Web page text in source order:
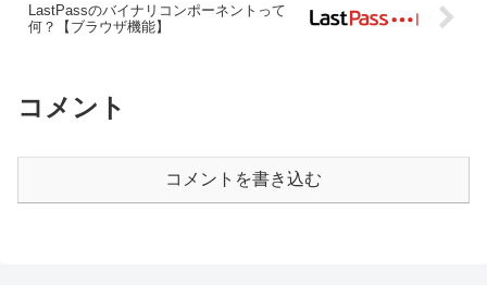
LastPassのバイナリコンポーネントって
何？【ブラウザ機能】
コメント
コメントを書き込む